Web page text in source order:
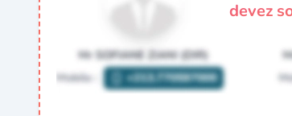
devez